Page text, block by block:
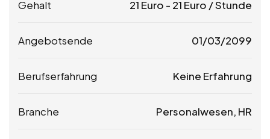
Gehalt 21 Euro - 21 Euro / Stunde
Angebotsende 01/03/2099
Berufserfahrung Keine Erfahrung
Branche Personalwesen, HR